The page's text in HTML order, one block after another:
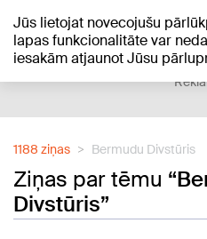
Jūs lietojat novecojušu
lapas funkcionalitāte var
iesakām atjaunot Jūsu
+19°C
1188 ziņas Bermudu Divstūris
Ziņas par tēmu
Divstūris”